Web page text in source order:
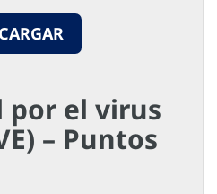
por el virus
– Puntos